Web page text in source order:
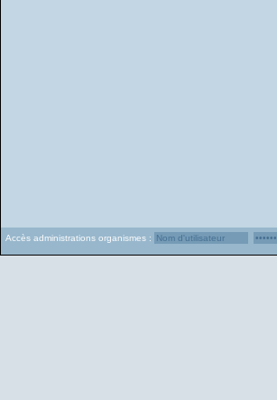
Accès administrations organismes :